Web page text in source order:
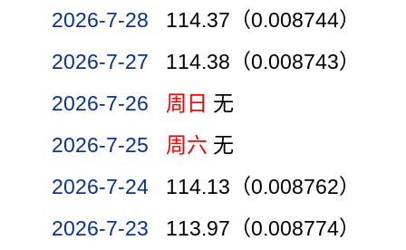
2026-7-28
114.37（0.008744）
2026-7-27
114.38（0.008743）
2026-7-26
周日 无
2026-7-25
周六 无
2026-7-24
114.13（0.008762）
2026-7-23
113.97（0.008774）